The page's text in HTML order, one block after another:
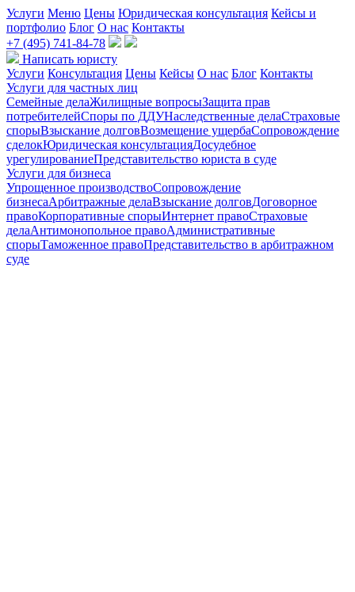
Услуги Меню Цены Юридическая консультация Кейсы и
портфолио Блог О нас Контакты
+7 (495) 741-84-78
Написать юристу
Услуги Консультация Цены Кейсы О нас Блог Контакты
Услуги для частных лиц
Семейные делаЖилищные вопросыЗащита прав
потребителейСпоры по ДДУНаследственные делаСтраховые
спорыВзыскание долговВозмещение ущербаСопровождение
сделокЮридическая консультацияДосудебное
урегулированиеПредставительство юриста в суде
Услуги для бизнеса
Упрощенное производствоСопровождение
бизнесаАрбитражные делаВзыскание долговДоговорное
правоКорпоративные спорыИнтернет правоСтраховые
делаАнтимонопольное правоАдминистративные
спорыТаможенное правоПредставительство в арбитражном
суде